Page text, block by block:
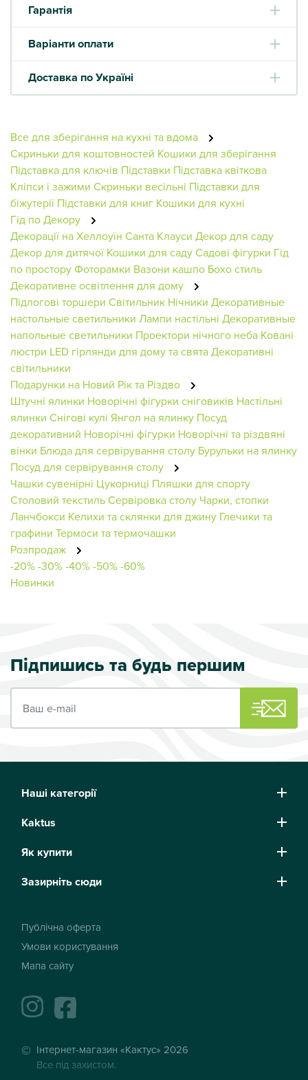
Гарантія
Варіанти оплати
Доставка по Україні
Все для зберігання на кухні та вдома
Скриньки для коштовностей Кошики для зберігання
Підставка для ключів Підставки Підставка квіткова
Кліпси і зажими Скриньки весільні Підставки для
біжутерії Підставки для книг Кошики для кухні
Гід по Декору
Декорації на Хеллоуїн Санта Клауси Декор для саду
Декор для дитячої Кошики для садуСадові фігурки Гід
по просторуФоторамки Вазони кашпо Бохо стиль
Декоративне освітлення для дому
Підлогові торшери Світильник Нічники Декоративные
настольные светильники Лампи настільні Декоративные
напольные светильники Проектори нічного неба Ковані
люстри LED гірлянди для дому та святаДекоративні
світильники
Подарунки на Новий Рік та Різдво
Штучні ялинки Новорічні фігурки сніговиків Настільні
ялинки Снігові кулі Янгол на ялинку Посуд
декоративний Новорічні фігурки Новорічні та різдвяні
вінки Блюда для сервірування столу Бурульки на ялинку
Посуд для сервірування столу
Чашки сувенірні Цукорниці Пляшки для спорту
Столовий текстильСервіровка столу Чарки, стопки
Ланчбокси Келихи та склянки для джину Глечики та
графини Термоси та термочашки
Розпродаж
-20%-30%-40%-50%-60%
Новинки
Підпишись та будь першим
Наші категорії
Kaktus
Як купити
Зазирніть сюди
Публічна оферта
Умови користування
Мапа сайту
instagramfacebook
Інтернет-магазин «Кактус» 2026
Все під захистом.